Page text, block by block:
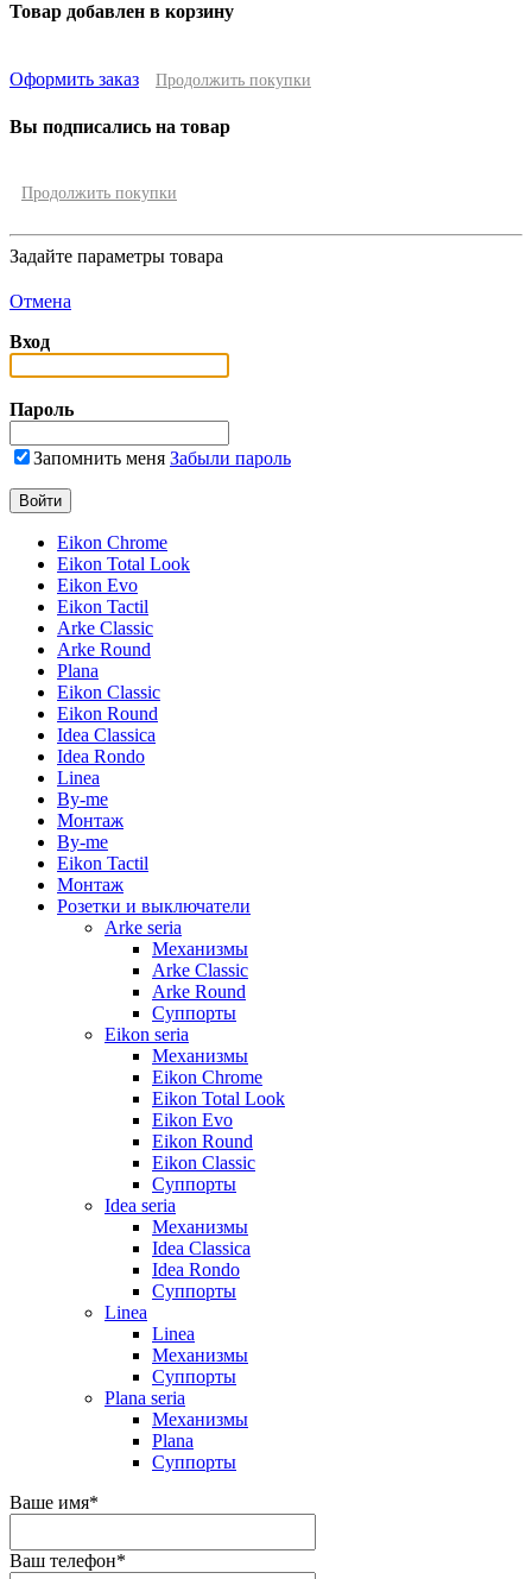
Товар добавлен в корзину
Оформить заказ Продолжить покупки
Вы подписались на товар
Продолжить покупки
Задайте параметры товара
Отмена
Вход
Пароль
Запомнить меня Забыли пароль
Eikon Chrome
Eikon Total Look
Eikon Evo
Eikon Tactil
Arke Classic
Arke Round
Plana
Eikon Classic
Eikon Round
Idea Classica
Idea Rondo
Linea
By-me
Монтаж
By-me
Eikon Tactil
Монтаж
Розетки и выключатели
Arke seria
Механизмы
Arke Classic
Arke Round
Суппорты
Eikon seria
Механизмы
Eikon Chrome
Eikon Total Look
Eikon Evo
Eikon Round
Eikon Classic
Суппорты
Idea seria
Механизмы
Idea Classica
Idea Rondo
Суппорты
Linea
Linea
Механизмы
Суппорты
Plana seria
Механизмы
Plana
Суппорты
Ваше имя*
Ваш телефон*